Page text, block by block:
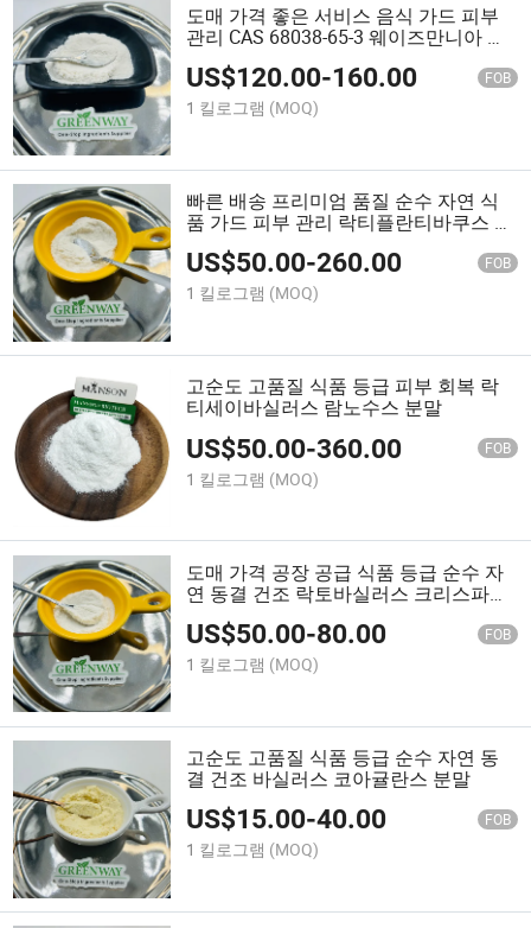
도매 가격 좋은 서비스 음식 가드 피부
관리 CAS 68038-65-3 웨이즈만니아 코
아귤란스 파우더
US$120.00-160.00 FOB
1 킬로그램 (MOQ)
빠른 배송 프리미엄 품질 순수 자연 식
품 가드 피부 관리 락티플란티바쿠스 플
란타룸 가루
US$50.00-260.00 FOB
1 킬로그램 (MOQ)
고순도 고품질 식품 등급 피부 회복 락
티세이바실러스 람노수스 분말
US$50.00-360.00 FOB
1 킬로그램 (MOQ)
도매 가격 공장 공급 식품 등급 순수 자
연 동결 건조 락토바실러스 크리스파투
스 분말
US$50.00-80.00 FOB
1 킬로그램 (MOQ)
고순도 고품질 식품 등급 순수 자연 동
결 건조 바실러스 코아귤란스 분말
US$15.00-40.00 FOB
1 킬로그램 (MOQ)